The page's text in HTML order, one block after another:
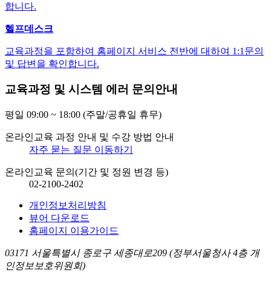
합니다.
헬프데스크
교육과정을 포함하여 홈페이지 서비스 전반에 대하여 1:1문의
및 답변을 확인합니다.
교육과정 및 시스템 에러 문의안내
평일 09:00 ~ 18:00 (주말/공휴일 휴무)
온라인교육 과정 안내 및 수강 방법 안내
자주 묻는 질문 이동하기
온라인교육 문의(기간 및 정원 변경 등)
02-2100-2402
개인정보처리방침
뷰어 다운로드
홈페이지 이용가이드
03171 서울특별시 종로구 세종대로209 (정부서울청사 4층 개
인정보보호위원회)